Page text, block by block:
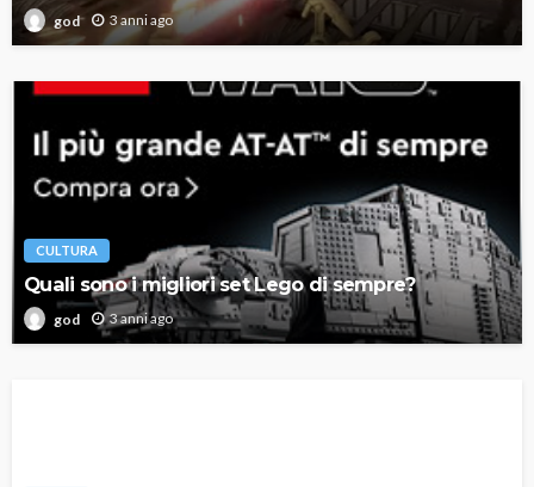
god 3 anni ago
CULTURA
Quali sono i migliori set Lego di sempre?
god 3 anni ago